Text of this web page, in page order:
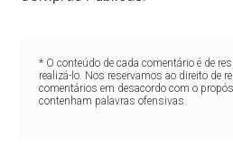
* O conteúdo de cada comentário é de
realizá-lo. Nos reservamos ao direito de
comentários em desacordo com o
contenham palavras ofensivas.